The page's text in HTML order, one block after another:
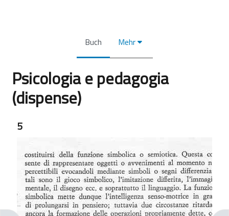
Buch Mehr
Psicologia e pedagogia
(dispense)
5